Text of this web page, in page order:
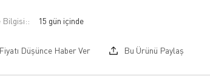
Bilgisi:
Fiyatı Düşünce Haber Ver Bu Ürünü Paylaş